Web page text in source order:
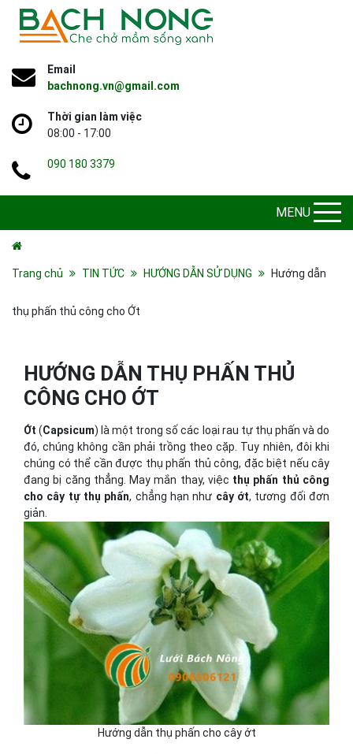
Email
bachnong.vn@gmail.com
Thời gian làm việc
08:00 - 17:00
090 180 3379
MENU
Trang chủ TIN TỨC HƯỚNG DẪN SỬ DỤNG Hướng dẫn
thụ phấn thủ công cho Ớt
HƯỚNG DẪN THỤ PHẤN THỦ
CÔNG CHO ỚT
Ớt(Capsicum) là một trong số các loại rau tự thụ phấn và do
đó, chúng không cần phải trồng theo cặp. Tuy nhiên, đôi khi
chúng có thể cần được thụ phấn thủ công, đặc biệt nếu cây
đang bị căng thẳng. May mắn thay, việc thụ phấn thủ công
cho cây tự thụ phấn, chẳng hạn như cây ớt, tương đối đơn
giản.
Hướng dẫn thụ phấn cho cây ớt